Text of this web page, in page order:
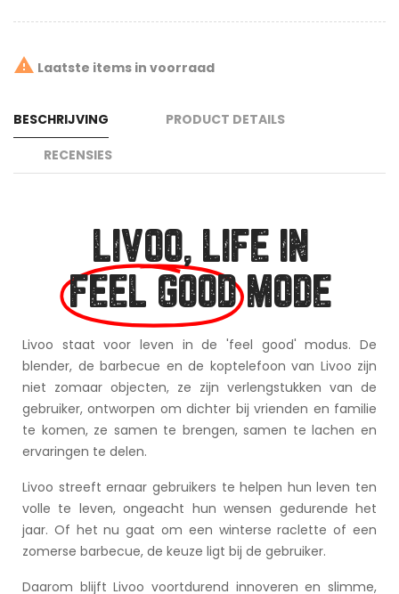
 Laatste items in voorraad
BESCHRIJVING
PRODUCT DETAILS
RECENSIES
LIVOO, LIFE IN
FEEL GOOD MODE
Livoo staat voor leven in de 'feel good' modus. De
blender, de barbecue en de koptelefoon van Livoo zijn
niet zomaar objecten, ze zijn verlengstukken van de
gebruiker, ontworpen om dichter bij vrienden en familie
te komen, ze samen te brengen, samen te lachen en
ervaringen te delen.
Livoo streeft ernaar gebruikers te helpen hun leven ten
volle te leven, ongeacht hun wensen gedurende het
jaar. Of het nu gaat om een winterse raclette of een
zomerse barbecue, de keuze ligt bij de gebruiker.
Daarom blijft Livoo voortdurend innoveren en slimme,